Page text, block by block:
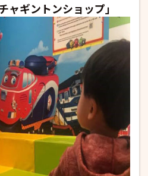
ャギントンショップ」